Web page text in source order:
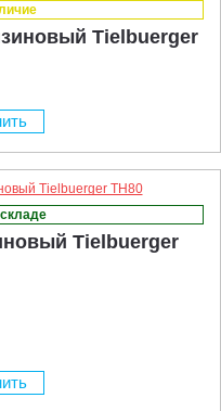
Tielbuerger
Tielbuerger